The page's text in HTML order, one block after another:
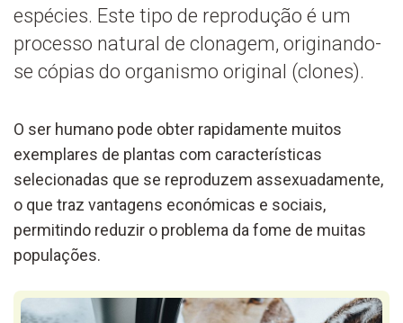
espécies. Este tipo de reprodução é um
processo natural de clonagem, originando-
se cópias do organismo original (clones).
O ser humano pode obter rapidamente muitos
exemplares de plantas com características
selecionadas que se reproduzem assexuadamente,
o que traz vantagens económicas e sociais,
permitindo reduzir o problema da fome de muitas
populações.